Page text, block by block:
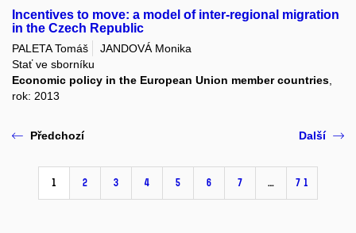
Incentives to move: a model of inter-regional migration
in the Czech Republic
PALETA Tomáš
JANDOVÁ Monika
Stať ve sborníku
Economic policy in the European Union member countries
rok: 2013
Předchozí
1 2 3 4 5 6 7 … 71
Další